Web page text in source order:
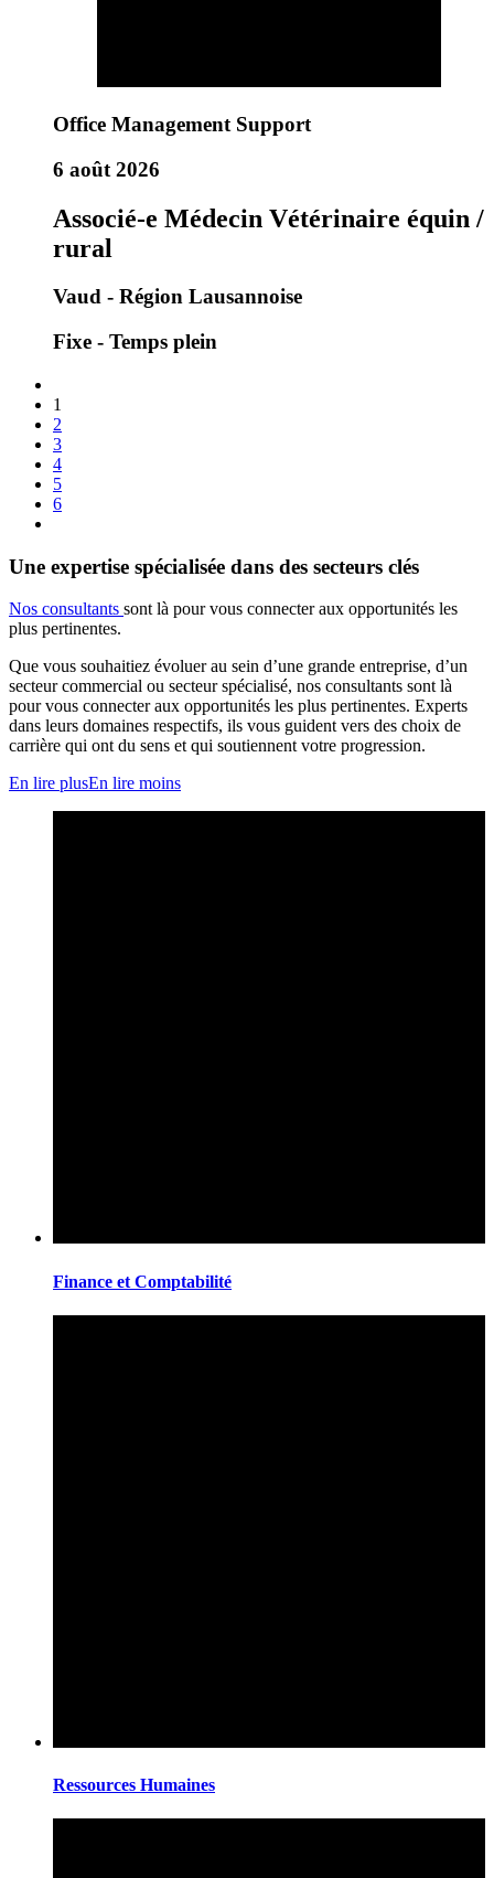
Office Management Support
6 août 2026
Associé-e Médecin Vétérinaire équin /
rural
Vaud - Région Lausannoise
Fixe - Temps plein
1
2
3
4
5
6
Une expertise spécialisée dans des secteurs clés
Nos consultants sont là pour vous connecter aux opportunités les
plus pertinentes.
Que vous souhaitiez évoluer au sein d’une grande entreprise, d’un
secteur commercial ou secteur spécialisé, nos consultants sont là
pour vous connecter aux opportunités les plus pertinentes. Experts
dans leurs domaines respectifs, ils vous guident vers des choix de
carrière qui ont du sens et qui soutiennent votre progression.
En lire plusEn lire moins
Finance et Comptabilité
Ressources Humaines